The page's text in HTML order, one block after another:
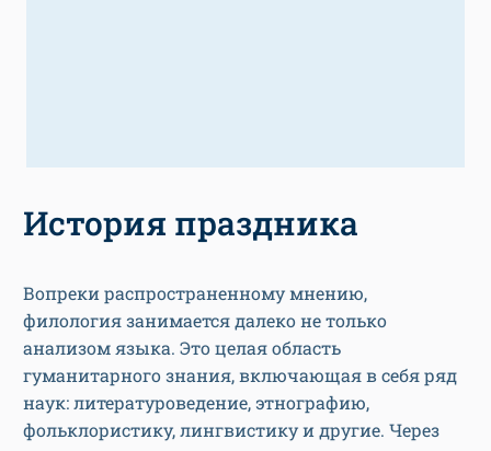
История праздника
Вопреки распространенному мнению,
филология занимается далеко не только
анализом языка. Это целая область
гуманитарного знания, включающая в себя ряд
наук: литературоведение, этнографию,
фольклористику, лингвистику и другие. Через